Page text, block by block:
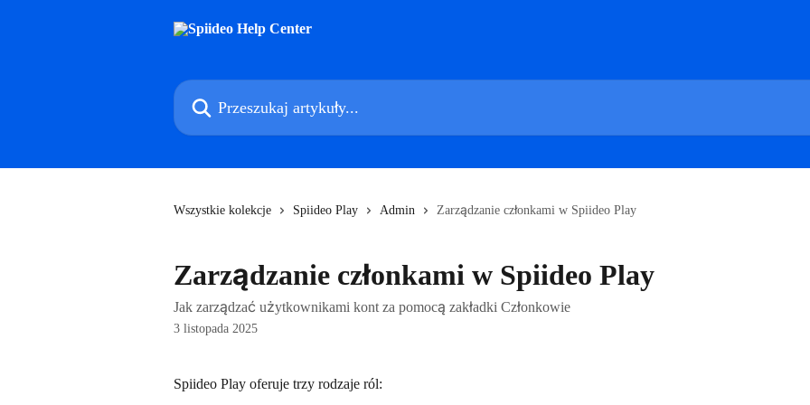
Przeszukaj artykuły...
Wszystkie kolekcje Spiideo Play Admin Zarządzanie członkami w Spiideo Play
Zarządzanie członkami w Spiideo Play
Jak zarządzać użytkownikami kont za pomocą zakładki Członkowie
3 listopada 2025
Spiideo Play oferuje trzy rodzaje ról: